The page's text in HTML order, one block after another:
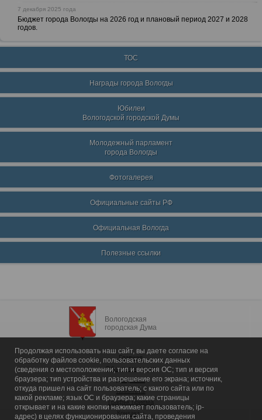
7 декабря 2025 года
Бюджет города Вологды на 2026 год и плановый период 2027 и 2028
годов.
ТОС
Награды города Вологды
Юбилеи
Вологодской городской Думы
Молодежный парламент
города Вологды
Фотогалерея
Официальные сайты РФ
Официальная Вологда
Полезные ссылки
Вологодская
городская Дума
Главная
Общие сведения
Депутаты
Комитеты
График приема
Контакты
Продолжая использовать наш сайт, вы даете согласие на
обработку файлов cookie, пользовательских данных
(сведения о местоположении; тип и версия ОС; тип и версия
браузера; тип устройства и разрешение его экрана; источник,
откуда пришел на сайт пользователь; с какого сайта или по
какой рекламе; язык ОС и браузера; какие страницы
открывает и на какие кнопки нажимает пользователь; ip-
адрес) в целях функционирования сайта, проведения